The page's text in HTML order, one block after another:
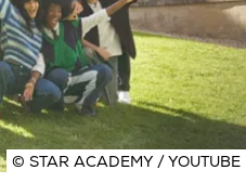
© STAR ACADEMY / YOUTUBE